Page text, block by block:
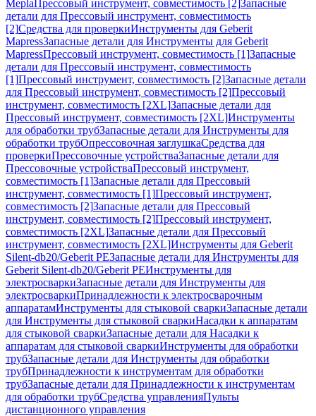
MeplaПрессовый инструмент, совместимость [2]Запасные
детали для Прессовый инструмент, совместимость
[2]Средства для проверкиИнструменты для Geberit
MapressЗапасные детали для Инструменты для Geberit
MapressПрессовый инструмент, совместимость [1]Запасные
детали для Прессовый инструмент, совместимость
[1]Прессовый инструмент, совместимость [2]Запасные детали
для Прессовый инструмент, совместимость [2]Прессовый
инструмент, совместимость [2XL]Запасные детали для
Прессовый инструмент, совместимость [2XL]Инструменты
для обработки трубЗапасные детали для Инструменты для
обработки трубОпрессовочная заглушкаСредства для
проверкиПрессовочные устройстваЗапасные детали для
Прессовочные устройстваПрессовый инструмент,
совместимость [1]Запасные детали для Прессовый
инструмент, совместимость [1]Прессовый инструмент,
совместимость [2]Запасные детали для Прессовый
инструмент, совместимость [2]Прессовый инструмент,
совместимость [2XL]Запасные детали для Прессовый
инструмент, совместимость [2XL]Инструменты для Geberit
Silent-db20/Geberit PEЗапасные детали для Инструменты для
Geberit Silent-db20/Geberit PEИнструменты для
электросваркиЗапасные детали для Инструменты для
электросваркиПринадлежности к электросварочным
аппаратамИнструменты для стыковой сваркиЗапасные детали
для Инструменты для стыковой сваркиНасадки к аппаратам
для стыковой сваркиЗапасные детали для Насадки к
аппаратам для стыковой сваркиИнструменты для обработки
трубЗапасные детали для Инструменты для обработки
трубПринадлежности к инструментам для обработки
трубЗапасные детали для Принадлежности к инструментам
для обработки трубСредства управленияПульты
дистанционного управления